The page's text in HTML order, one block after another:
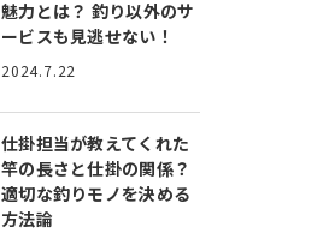
魅力とは？ 釣り以外のサ
ービスも見逃せない！
2024.7.22
仕掛担当が教えてくれた
竿の長さと仕掛の関係？
適切な釣りモノを決める
方法論